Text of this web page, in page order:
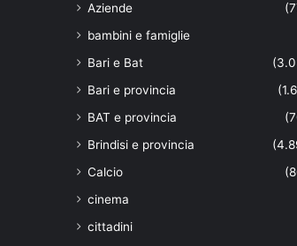
Aziende
bambini e famiglie
Bari e Bat
Bari e provincia
BAT e provincia
Brindisi e provincia
Calcio
cinema
cittadini